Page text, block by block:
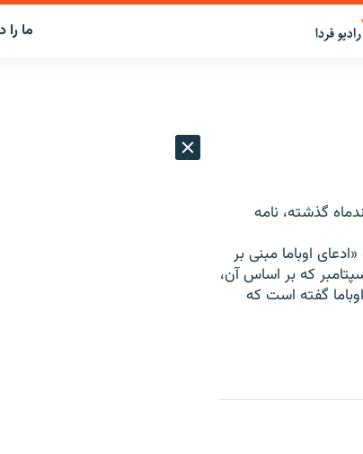
ما را
گذشته، نامه
اوباما مبنی بر
سياست‌ها در هيات حاكمه آمريكا»، سوالاتی را پرسیده، از جمله درباره حادثه 11 سپتامبر كه بر اساس آن،
گفته است که